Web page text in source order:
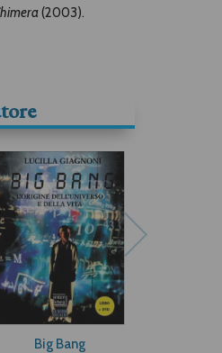
(2003).
Big Bang